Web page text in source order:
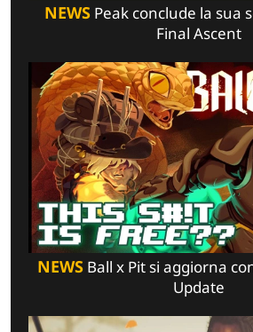
NEWSPeak conclude la sua
Final Ascent
NEWS Ball x Pit si aggiorna
Update